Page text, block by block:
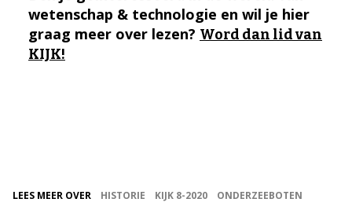
wetenschap & technologie en wil je hier
graag meer over lezen? Word dan lid van
KIJK!
LEES MEER OVER HISTORIE KIJK 8-2020
ONDERZEEBOTEN